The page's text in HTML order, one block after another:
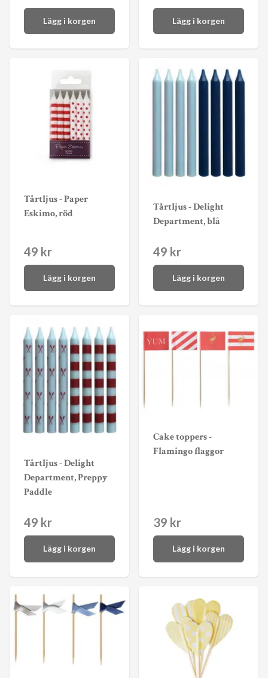
Lägg i korgen Lägg i korgen
Tårtljus - Paper
Eskimo, röd
49 kr
Lägg i korgen
Tårtljus - Delight
Department, blå
49 kr
Lägg i korgen
Tårtljus - Delight
Department, Preppy
Paddle
49 kr
Lägg i korgen
Cake toppers -
Flamingo flaggor
39 kr
Lägg i korgen